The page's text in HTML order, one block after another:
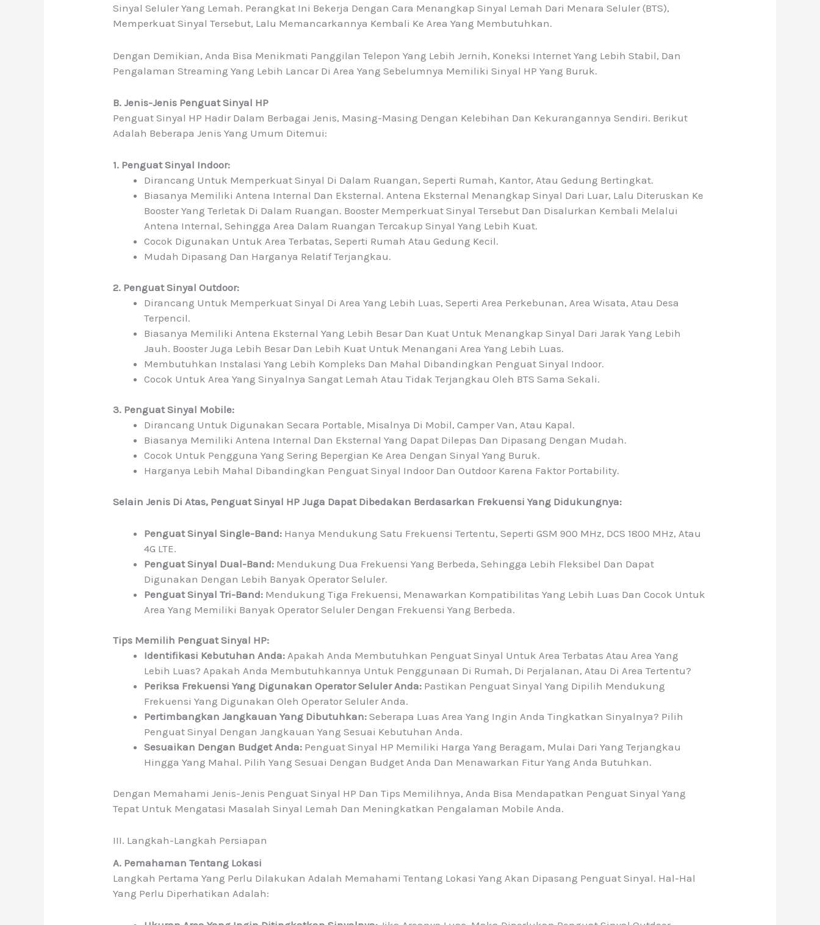
Sinyal Seluler Yang Lemah. Perangkat Ini Bekerja Dengan Cara Menangkap Sinyal Lemah Dari Menara Seluler (BTS),
Memperkuat Sinyal Tersebut, Lalu Memancarkannya Kembali Ke Area Yang Membutuhkan.
Dengan Demikian, Anda Bisa Menikmati Panggilan Telepon Yang Lebih Jernih, Koneksi Internet Yang Lebih Stabil, Dan
Pengalaman Streaming Yang Lebih Lancar Di Area Yang Sebelumnya Memiliki Sinyal HP Yang Buruk.
B. Jenis-Jenis Penguat Sinyal HP
Penguat Sinyal HP Hadir Dalam Berbagai Jenis, Masing-Masing Dengan Kelebihan Dan Kekurangannya Sendiri. Berikut
Adalah Beberapa Jenis Yang Umum Ditemui:
1. Penguat Sinyal Indoor:
Dirancang Untuk Memperkuat Sinyal Di Dalam Ruangan, Seperti Rumah, Kantor, Atau Gedung Bertingkat.
Biasanya Memiliki Antena Internal Dan Eksternal. Antena Eksternal Menangkap Sinyal Dari Luar, Lalu Diteruskan Ke
Booster Yang Terletak Di Dalam Ruangan. Booster Memperkuat Sinyal Tersebut Dan Disalurkan Kembali Melalui
Antena Internal, Sehingga Area Dalam Ruangan Tercakup Sinyal Yang Lebih Kuat.
Cocok Digunakan Untuk Area Terbatas, Seperti Rumah Atau Gedung Kecil.
Mudah Dipasang Dan Harganya Relatif Terjangkau.
2. Penguat Sinyal Outdoor:
Dirancang Untuk Memperkuat Sinyal Di Area Yang Lebih Luas, Seperti Area Perkebunan, Area Wisata, Atau Desa
Terpencil.
Biasanya Memiliki Antena Eksternal Yang Lebih Besar Dan Kuat Untuk Menangkap Sinyal Dari Jarak Yang Lebih
Jauh. Booster Juga Lebih Besar Dan Lebih Kuat Untuk Menangani Area Yang Lebih Luas.
Membutuhkan Instalasi Yang Lebih Kompleks Dan Mahal Dibandingkan Penguat Sinyal Indoor.
Cocok Untuk Area Yang Sinyalnya Sangat Lemah Atau Tidak Terjangkau Oleh BTS Sama Sekali.
3. Penguat Sinyal Mobile:
Dirancang Untuk Digunakan Secara Portable, Misalnya Di Mobil, Camper Van, Atau Kapal.
Biasanya Memiliki Antena Internal Dan Eksternal Yang Dapat Dilepas Dan Dipasang Dengan Mudah.
Cocok Untuk Pengguna Yang Sering Bepergian Ke Area Dengan Sinyal Yang Buruk.
Harganya Lebih Mahal Dibandingkan Penguat Sinyal Indoor Dan Outdoor Karena Faktor Portability.
Selain Jenis Di Atas, Penguat Sinyal HP Juga Dapat Dibedakan Berdasarkan Frekuensi Yang Didukungnya:
Penguat Sinyal Single-Band: Hanya Mendukung Satu Frekuensi Tertentu, Seperti GSM 900 MHz, DCS 1800 MHz, Atau
4G LTE.
Penguat Sinyal Dual-Band: Mendukung Dua Frekuensi Yang Berbeda, Sehingga Lebih Fleksibel Dan Dapat
Digunakan Dengan Lebih Banyak Operator Seluler.
Penguat Sinyal Tri-Band: Mendukung Tiga Frekuensi, Menawarkan Kompatibilitas Yang Lebih Luas Dan Cocok Untuk
Area Yang Memiliki Banyak Operator Seluler Dengan Frekuensi Yang Berbeda.
Tips Memilih Penguat Sinyal HP:
Identifikasi Kebutuhan Anda: Apakah Anda Membutuhkan Penguat Sinyal Untuk Area Terbatas Atau Area Yang
Lebih Luas? Apakah Anda Membutuhkannya Untuk Penggunaan Di Rumah, Di Perjalanan, Atau Di Area Tertentu?
Periksa Frekuensi Yang Digunakan Operator Seluler Anda: Pastikan Penguat Sinyal Yang Dipilih Mendukung
Frekuensi Yang Digunakan Oleh Operator Seluler Anda.
Pertimbangkan Jangkauan Yang Dibutuhkan: Seberapa Luas Area Yang Ingin Anda Tingkatkan Sinyalnya? Pilih
Penguat Sinyal Dengan Jangkauan Yang Sesuai Kebutuhan Anda.
Sesuaikan Dengan Budget Anda: Penguat Sinyal HP Memiliki Harga Yang Beragam, Mulai Dari Yang Terjangkau
Hingga Yang Mahal. Pilih Yang Sesuai Dengan Budget Anda Dan Menawarkan Fitur Yang Anda Butuhkan.
Dengan Memahami Jenis-Jenis Penguat Sinyal HP Dan Tips Memilihnya, Anda Bisa Mendapatkan Penguat Sinyal Yang
Tepat Untuk Mengatasi Masalah Sinyal Lemah Dan Meningkatkan Pengalaman Mobile Anda.
III. Langkah-Langkah Persiapan
A. Pemahaman Tentang Lokasi
Langkah Pertama Yang Perlu Dilakukan Adalah Memahami Tentang Lokasi Yang Akan Dipasang Penguat Sinyal. Hal-Hal
Yang Perlu Diperhatikan Adalah: